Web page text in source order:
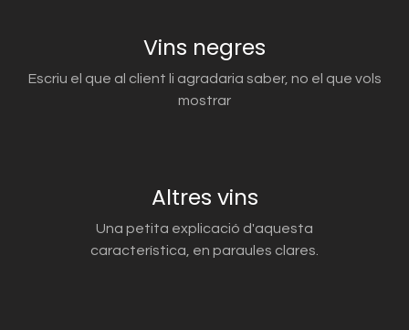
Vins negres
Escriu el que al client li agradaria saber, no el que vols
mostrar
Altres vins
Una petita explicació d'aquesta
característica, en paraules clares.